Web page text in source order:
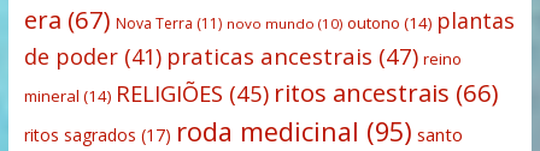
era (67) Nova Terra (11) novo mundo (10) outono (14) plantas
de poder(41) praticas ancestrais (47) reino
mineral (14) RELIGIÕES (45) ritos ancestrais (66)
ritos sagrados (17) roda medicinal (95) santo